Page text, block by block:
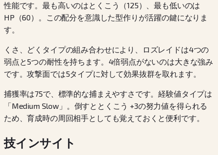
性能です。最も高いのはとくこう（125）、最も低いのは
HP（60）。この配分を意識した型作りが活躍の鍵になりま
す。
くさ、どくタイプの組み合わせにより、ロズレイドは4つの
弱点と5つの耐性を持ちます。4倍弱点がないのは大きな強み
です。攻撃面では5タイプに対して効果抜群を取れます。
捕獲率は75で、標準的な捕まえやすさです。経験値タイプは
「Medium Slow」。倒すととくこう +3の努力値を得られる
ため、育成時の周回相手としても覚えておくと便利です。
技インサイト